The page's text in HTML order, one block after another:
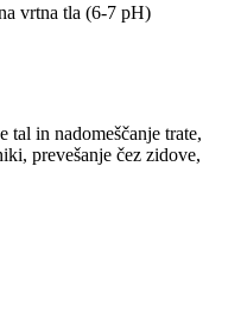
vrtna tla (6-7 pH)
tal in nadomeščanje trate,
prevešanje čez zidove,